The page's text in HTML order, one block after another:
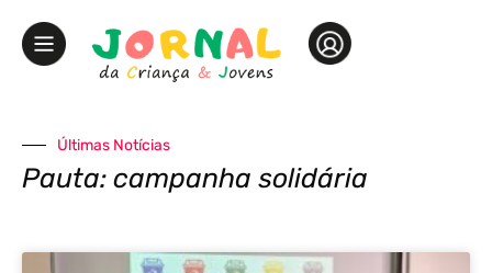
Últimas Notícias
Pauta: campanha solidária